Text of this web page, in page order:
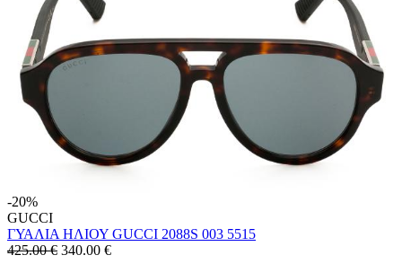
-20%
GUCCI
ΓΥΑΛΙΑ ΗΛΙΟΥ GUCCI 2088S 003 5515
425.00 € 340.00 €